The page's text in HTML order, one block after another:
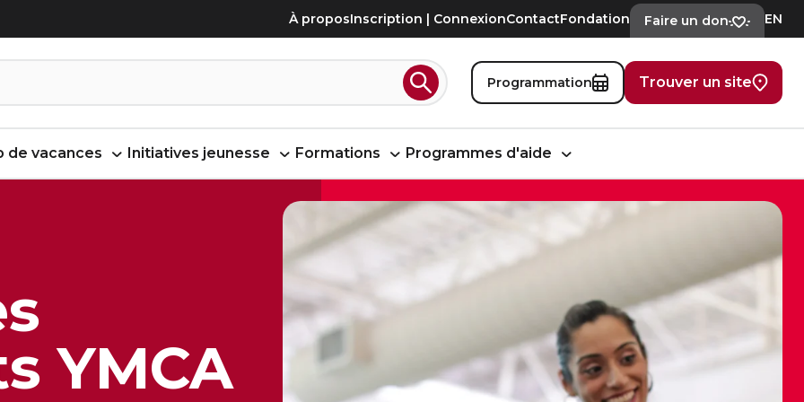
À proposInscription | ConnexionContactFondation Faire un don EN
RechercherProgrammation Trouver un site
de vacances Initiatives jeunesse Formations Programmes d'aide
YMCA